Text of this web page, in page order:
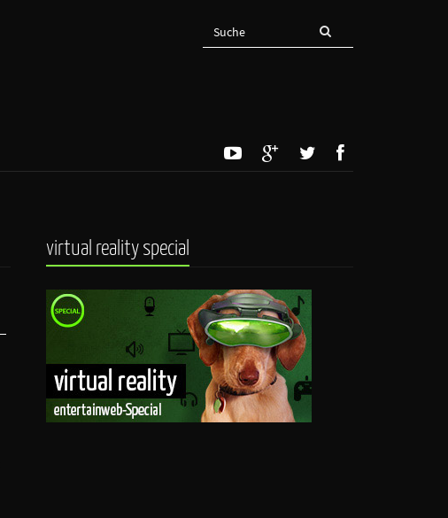
virtual reality special